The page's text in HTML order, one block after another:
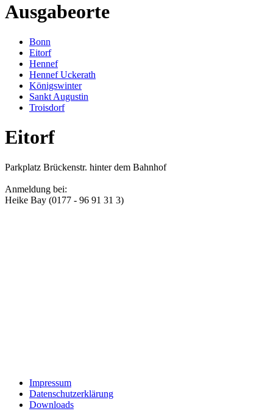
Ausgabeorte
Bonn
Eitorf
Hennef
Hennef Uckerath
Königswinter
Sankt Augustin
Troisdorf
Eitorf
Parkplatz Brückenstr. hinter dem Bahnhof
Anmeldung bei:
Heike Bay (0177 - 96 91 31 3)
Impressum
Datenschutzerklärung
Downloads